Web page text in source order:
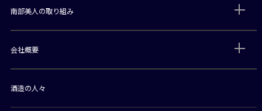
南部美人の取り組み
会社概要
酒造の人々